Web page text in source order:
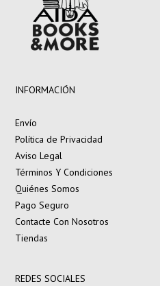
INFORMACIÓN
Envío
Política de Privacidad
Aviso Legal
Términos Y Condiciones
Quiénes Somos
Pago Seguro
Contacte Con Nosotros
Tiendas
REDES SOCIALES